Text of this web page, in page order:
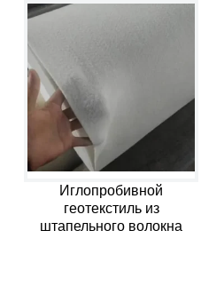
Иглопробивной
геотекстиль из
штапельного волокна